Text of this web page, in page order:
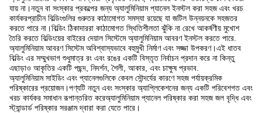
যায় না।নতুন বা সংস্কার প্রকল্পের জন্য অ্যালুমিনিয়াম প্যানেল ইনস্টল করা সহজ এবং খরচ
কার্যকরপ্রাচীন বিল্ডিংগুলির গুরুতর কাঠামোগত সমস্যা রয়েছে যা জটিল উন্নয়নকে সহজতর
করতে পারে না।বিল্ডিং ঠিকাদাররা কাঠামোগত স্থিতিশীলতা ঝুঁকি না রেখে আকর্ষণীয় মুখোশ
তৈরি করতে বিল্ডিংয়ের বাইরের দেয়াল সিস্টেমে অ্যালুমিনিয়াম আবরণ ইনস্টল করতে পারে.
অ্যালুমিনিয়াম আবরণ সিস্টেম অবিশ্বাস্যভাবে বহুমুখী নির্মাণ এবং সজ্জা উপকরণ।এই ধাতব
বিল্ডিং এর সম্মুখভাগ শুধুমাত্র রং এবং রঙের একটি বিস্তৃত নির্বাচন প্রদান করে না কিন্তু
এছাড়াও আকৃতির একটি পছন্দ, নিদর্শন, শৈলী, আকার, এবং চাক্ষুষ প্রভাব.
অ্যালুমিনিয়াম সাইডিং এবং প্যানেলগুলিকে কেবল সৌন্দর্যের কারণে সহজ পর্যায়ক্রমিক
পরিষ্কারের প্রয়োজন।পণ্যটি নতুন এবং সংস্কার অ্যাপ্লিকেশনের জন্য একটি পরিবেশগত এবং
খরচ কার্যকর সমাধান রূপান্তরিত করেঅ্যালুমিনিয়াম প্যানেল পরিষ্কার করা সহজ জল বৃদ্ধি এবং
স্ট্যান্ডার্ড পরিষ্কার সরঞ্জাম দ্বারা করা যেতে পারে।